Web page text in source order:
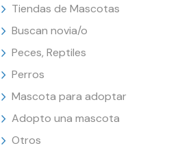
Tiendas de Mascotas
Buscan novia/o
Peces, Reptiles
Perros
Mascota para adoptar
Adopto una mascota
Otros